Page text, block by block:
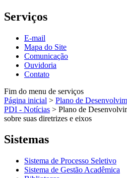
Serviços
E-mail
Mapa do Site
Comunicação
Ouvidoria
Contato
Fim do menu de serviços
Página inicial > Plano de
PDI - Notícias > Plano de
sobre suas diretrizes e eixos
Sistemas
Sistema de Processo Seletivo
Sistema de Gestão Acadêmica